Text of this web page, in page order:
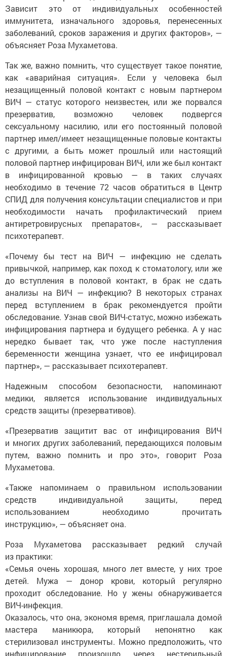
Зависит это от индивидуальных особенностей
иммунитета, изначального здоровья, перенесенных
заболеваний, сроков заражения и других факторов», —
объясняет Роза Мухаметова.
Так же, важно помнить, что существует такое понятие,
как «аварийная ситуация». Если у человека был
незащищенный половой контакт с новым партнером
ВИЧ — статус которого неизвестен, или же порвался
презерватив, возможно человек подвергся
сексуальному насилию, или его постоянный половой
партнер имел/имеет незащищенные половые контакты
с другими, а быть может прошлый или настоящий
половой партнер инфицирован ВИЧ, или же был контакт
в инфицированной кровью — в таких случаях
необходимо в течение 72 часов обратиться в Центр
СПИД для получения консультации специалистов и при
необходимости начать профилактический прием
антиретровирусных препаратов«, — рассказывает
психотерапевт.
«Почему бы тест на ВИЧ — инфекцию не сделать
привычкой, например, как поход к стоматологу, или же
до вступления в половой контакт, в брак не сдать
анализы на ВИЧ — инфекцию? В некоторых странах
перед вступлением в брак рекомендуется пройти
обследование. Узнав свой ВИЧ-статус, можно избежать
инфицирования партнера и будущего ребенка. А у нас
нередко бывает так, что уже после наступления
беременности женщина узнает, что ее инфицировал
партнер», — рассказывает психотерапевт.
Надежным способом безопасности, напоминают
медики, является использование индивидуальных
средств защиты (презервативов).
«Презерватив защитит вас от инфицирования ВИЧ
и многих других заболеваний, передающихся половым
путем, важно помнить и про это», говорит Роза
Мухаметова.
«Также напоминаем о правильном использовании
средств индивидуальной защиты, перед
использованием необходимо прочитать
инструкцию», — объясняет она.
Роза Мухаметова рассказывает редкий случай
из практики:
«Семья очень хорошая, много лет вместе, у них трое
детей. Мужа — донор крови, который регулярно
проходит обследование. Но у жены обнаруживается
ВИЧ-инфекция.
Оказалось, что она, экономя время, приглашала домой
мастера маникюра, который непонятно как
стерилизовал инструменты. Можно предположить, что
инфицирование произошло через нестерильный